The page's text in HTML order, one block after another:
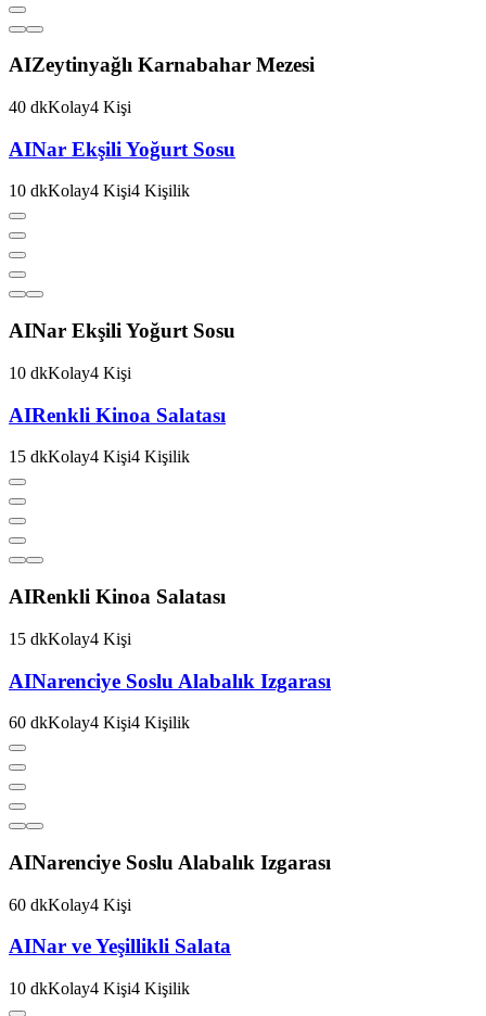
AIZeytinyağlı Karnabahar Mezesi
40 dkKolay4 Kişi
AINar Ekşili Yoğurt Sosu
10 dkKolay4 Kişi4 Kişilik
AINar Ekşili Yoğurt Sosu
10 dkKolay4 Kişi
AIRenkli Kinoa Salatası
15 dkKolay4 Kişi4 Kişilik
AIRenkli Kinoa Salatası
15 dkKolay4 Kişi
AINarenciye Soslu Alabalık Izgarası
60 dkKolay4 Kişi4 Kişilik
AINarenciye Soslu Alabalık Izgarası
60 dkKolay4 Kişi
AINar ve Yeşillikli Salata
10 dkKolay4 Kişi4 Kişilik